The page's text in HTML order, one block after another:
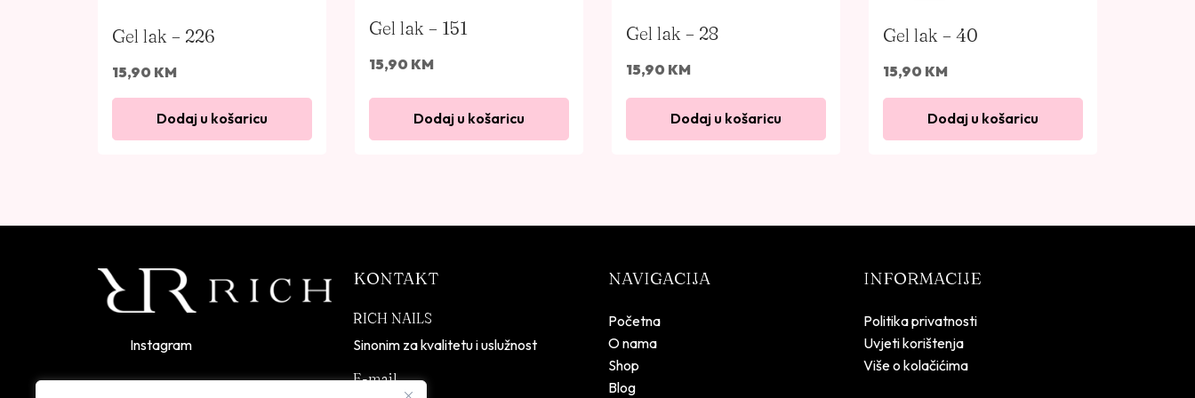
Gel lak – 226
15,90 KM
Dodaj u košaricu
Gel lak – 151
15,90 KM
Dodaj u košaricu
Gel lak – 28
15,90 KM
Dodaj u košaricu
Gel lak – 40
15,90 KM
Dodaj u košaricu
Instagram
KONTAKT
RICH NAILS
Sinonim za kvalitetu i uslužnost
E-mail
NAVIGACIJA
Početna
O nama
Shop
Blog
INFORMACIJE
Politika privatnosti
Uvjeti korištenja
Više o kolačićima